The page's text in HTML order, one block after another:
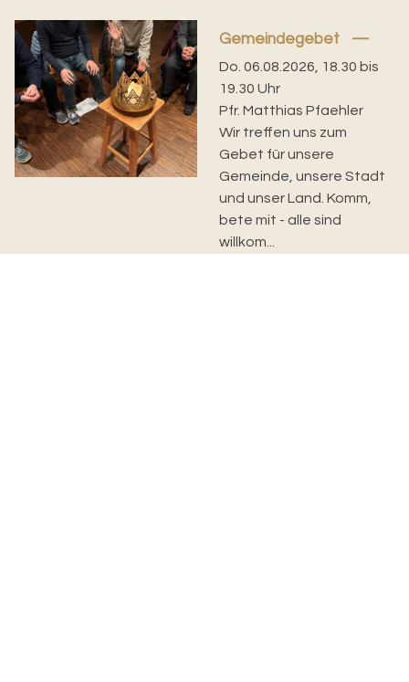
Gemeindegebet
Do. 06.08.2026, 18.30 bis
19.30 Uhr
Pfr. Matthias Pfaehler
Wir treffen uns zum
Gebet für unsere
Gemeinde, unsere Stadt
und unser Land. Komm,
bete mit - alle sind
willkom...